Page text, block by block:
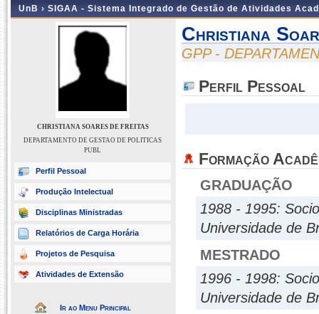
UnB › SIGAA - Sistema Integrado de Gestão de Atividades
CHRISTIANA SOARES DE FREITAS
DEPARTAMENTO DE GESTAO DE POLITICAS
PUBL
Perfil Pessoal
Produção Intelectual
Disciplinas Ministradas
Relatórios de Carga Horária
Projetos de Pesquisa
Atividades de Extensão
Ir ao Menu Principal
Christiana
GPP -
Perfil Pessoal
Formação
GRADUAÇÃO
1988 - 1995:
Universidade de
MESTRADO
1996 - 1998:
Universidade de